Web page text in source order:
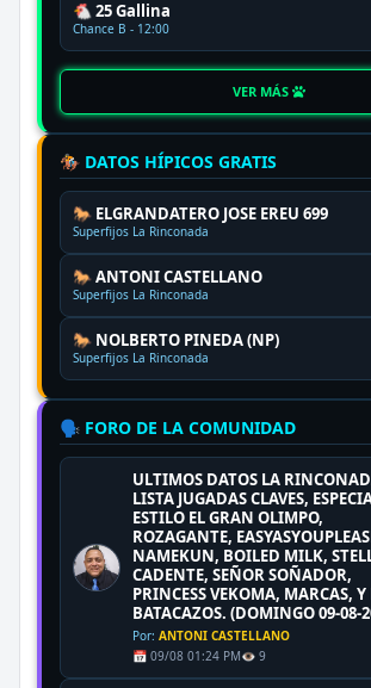
🐔 25 Gallina
Chance B - 12:00
VER MÁS
🏇 DATOS HÍPICOS GRATIS
🐎 ELGRANDATERO JOSE EREU 699
Superfijos La Rinconada
🐎 ANTONI CASTELLANO
Superfijos La Rinconada
🐎 NOLBERTO PINEDA (NP)
Superfijos La Rinconada
🗣️ FORO DE LA COMUNIDAD
ULTIMOS DATOS LA
LISTA JUGADAS CLAVES,
ESTILO EL GRAN OLIMPO,
ROZAGANTE,
NAMEKUN, BOILED MILK,
CADENTE, SEÑOR SOÑADOR,
PRINCESS VEKOMA, MARCAS, Y
BATACAZOS. (DOMINGO 09-08-
Por: ANTONI CASTELLANO
📅 09/08 01:24 PM👁️ 9